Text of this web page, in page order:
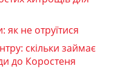
як не отруїтися
скільки займає
до Коростеня